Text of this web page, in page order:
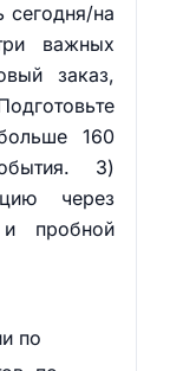
на
важных
заказ,
160
3)
через
пробной
по